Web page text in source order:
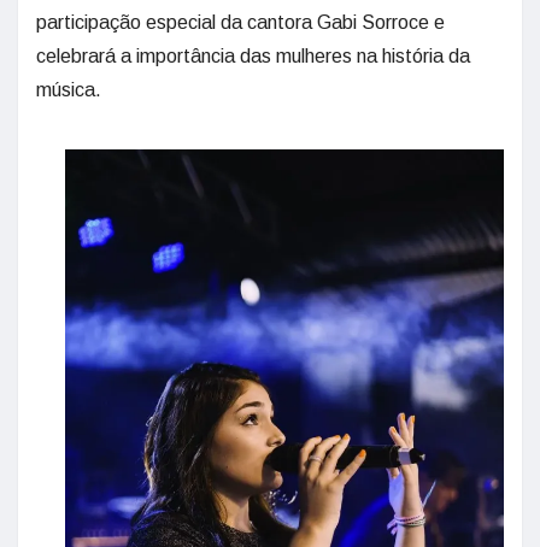
participação especial da cantora Gabi Sorroce e
celebrará a importância das mulheres na história da
música.